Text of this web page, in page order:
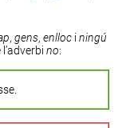
, gens, enlloc i ningú
no: